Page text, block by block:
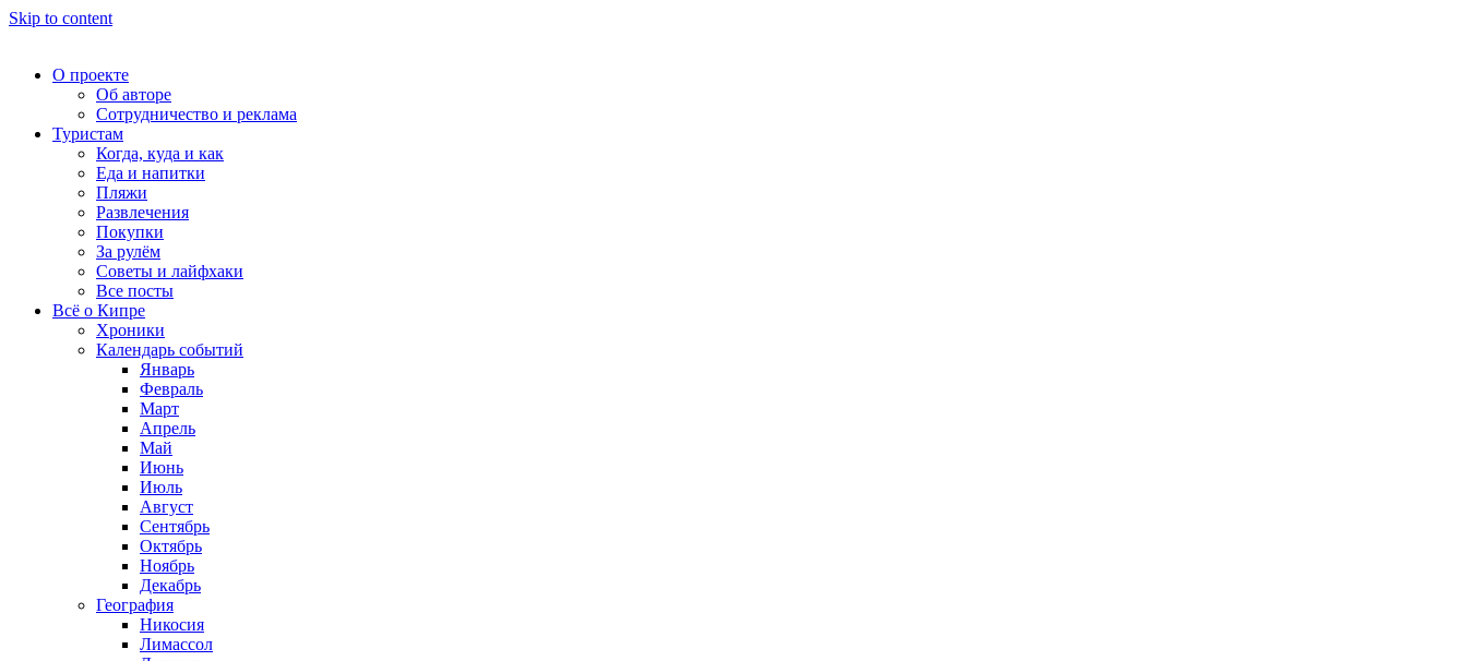
Skip to content
О проекте
Об авторе
Сотрудничество и реклама
Туристам
Когда, куда и как
Еда и напитки
Пляжи
Развлечения
Покупки
За рулём
Советы и лайфхаки
Все посты
Всё о Кипре
Хроники
Календарь событий
Январь
Февраль
Март
Апрель
Май
Июнь
Июль
Август
Сентябрь
Октябрь
Ноябрь
Декабрь
География
Никосия
Лимассол